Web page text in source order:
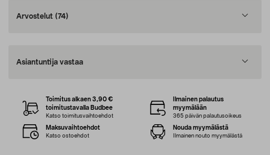
Arvostelut (74)
Asiantuntija vastaa
Toimitus alkaen 3,90 €
toimitustavalla Budbee
Katso toimitusvaihtoehdot
Ilmainen palautus
myymälään
365 päivän palautusoikeus
Maksuvaihtoehdot
Katso ostoehdot
Nouda myymälästä
Ilmainen nouto myymälästä